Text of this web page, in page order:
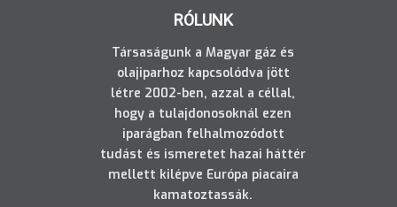
RÓLUNK
Társaságunk a Magyar gáz és
olajiparhoz kapcsolódva jött
létre 2002-ben, azzal a céllal,
hogy a tulajdonosoknál ezen
iparágban felhalmozódott
tudást és ismeretet hazai háttér
mellett kilépve Európa piacaira
kamatoztassák.